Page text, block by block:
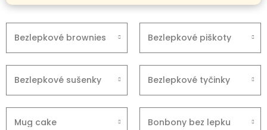
Bezlepkové brownies Bezlepkové piškoty
Bezlepkové sušenky Bezlepkové tyčinky
Mug cake Bonbony bez lepku